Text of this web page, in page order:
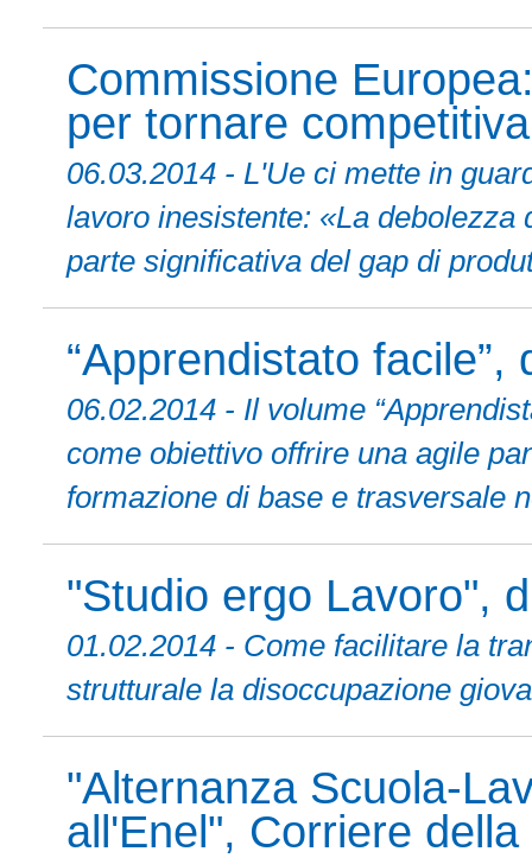
Commissione
per tornare competitiva
06.03.2014 - L'Ue ci mette in
lavoro inesistente: «La debolezza
parte significativa del gap di
“Apprendistato facile”,
06.02.2014 - Il volume
come obiettivo offrire una agile
formazione di base e trasversale
"Studio ergo Lavoro",
01.02.2014 - Come facilitare la
strutturale la disoccupazione
"Alternanza Scuola-
all'Enel", Corriere della